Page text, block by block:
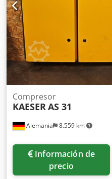
Alemania 8.559 km
Compresor
KAESERAS 31
Información de
precio